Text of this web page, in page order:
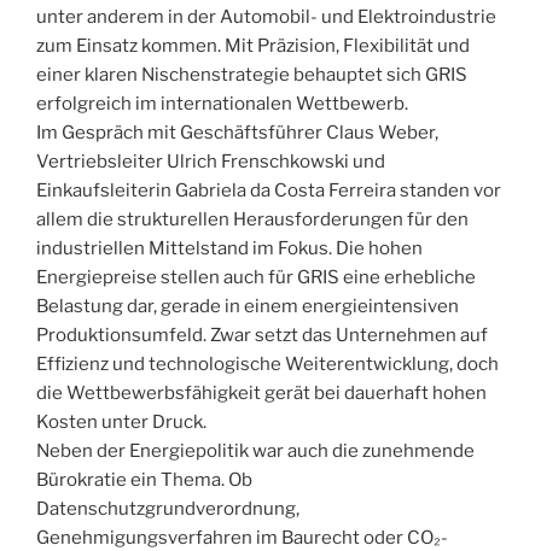
unter anderem in der Automobil- und Elektroindustrie
zum Einsatz kommen. Mit Präzision, Flexibilität und
einer klaren Nischenstrategie behauptet sich GRIS
erfolgreich im internationalen Wettbewerb.
Im Gespräch mit Geschäftsführer Claus Weber,
Vertriebsleiter Ulrich Frenschkowski und
Einkaufsleiterin Gabriela da Costa Ferreira standen vor
allem die strukturellen Herausforderungen für den
industriellen Mittelstand im Fokus. Die hohen
Energiepreise stellen auch für GRIS eine erhebliche
Belastung dar, gerade in einem energieintensiven
Produktionsumfeld. Zwar setzt das Unternehmen auf
Effizienz und technologische Weiterentwicklung, doch
die Wettbewerbsfähigkeit gerät bei dauerhaft hohen
Kosten unter Druck.
Neben der Energiepolitik war auch die zunehmende
Bürokratie ein Thema. Ob
Datenschutzgrundverordnung,
Genehmigungsverfahren im Baurecht oder CO₂-